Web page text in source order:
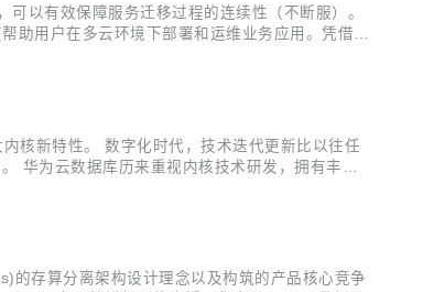
以有效保障服务迁移过程的连续性（不断服）。
助用户在多云环境下部署和运维业务应用。凭借兼
核新特性。 数字化时代，技术迭代更新比以往任
华为云数据库历来重视内核技术研发，拥有丰富
的存算分离架构设计理念以及构筑的产品核心竞争